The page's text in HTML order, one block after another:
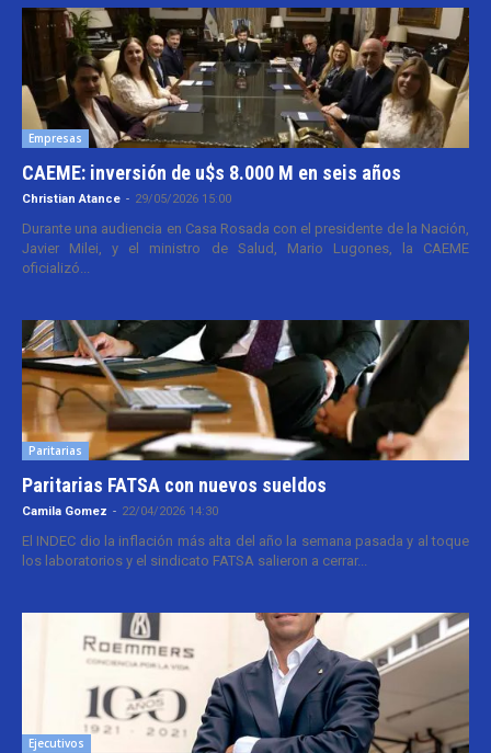
Empresas
CAEME: inversión de u$s 8.000 M en seis años
Christian Atance - 29/05/2026 15:00
Durante una audiencia en Casa Rosada con el presidente de la Nación,
Javier Milei, y el ministro de Salud, Mario Lugones, la CAEME
oficializó...
Paritarias
Paritarias FATSA con nuevos sueldos
Camila Gomez - 22/04/2026 14:30
El INDEC dio la inflación más alta del año la semana pasada y al toque
los laboratorios y el sindicato FATSA salieron a cerrar...
Ejecutivos